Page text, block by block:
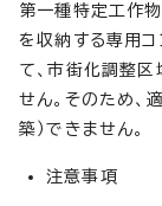
第一種特定工作
を収納する専用
て、市街化調整
せん。そのため、
築）できません。
注意事項